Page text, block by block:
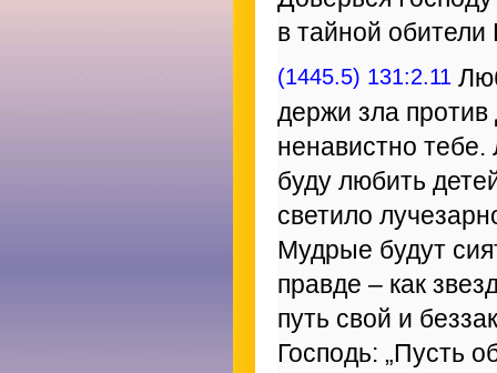
в тайной
(1445.5) 131:2.11
держи зла против
ненавистно тебе.
буду любить
светило
Мудрые будут
правде – как
путь свой и
Господь: „Пусть